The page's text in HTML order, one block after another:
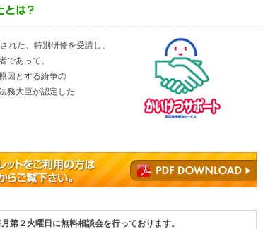
れた、特別研修を受講し、
であって、
因とする紛争の
務大臣が認定した
第２火曜日に無料相談会を行っております。